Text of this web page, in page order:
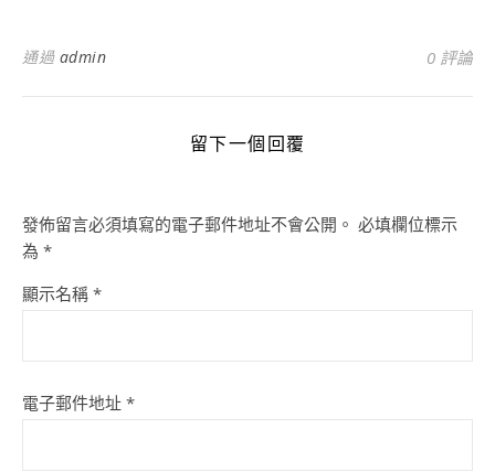
通過 admin 0 評論
留下一個回覆
發佈留言必須填寫的電子郵件地址不會公開。 必填欄位標示
為 *
顯示名稱 *
電子郵件地址 *